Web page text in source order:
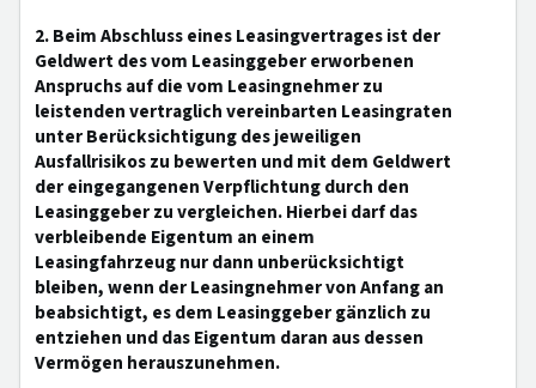
2. Beim Abschluss eines Leasingvertrages ist der
Geldwert des vom Leasinggeber erworbenen
Anspruchs auf die vom Leasingnehmer zu
leistenden vertraglich vereinbarten Leasingraten
unter Berücksichtigung des jeweiligen
Ausfallrisikos zu bewerten und mit dem Geldwert
der eingegangenen Verpflichtung durch den
Leasinggeber zu vergleichen. Hierbei darf das
verbleibende Eigentum an einem
Leasingfahrzeug nur dann unberücksichtigt
bleiben, wenn der Leasingnehmer von Anfang an
beabsichtigt, es dem Leasinggeber gänzlich zu
entziehen und das Eigentum daran aus dessen
Vermögen herauszunehmen.